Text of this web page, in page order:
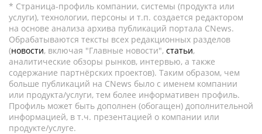
* Страница-профиль компании, системы (продукта или
услуги), технологии, персоны и т.п. создается редактором
на основе анализа архива публикаций портала CNews.
Обрабатываются тексты всех редакционных разделов
(новости, включая "Главные новости", статьи,
аналитические обзоры рынков, интервью, а также
содержание партнёрских проектов). Таким образом, чем
больше публикаций на CNews было с именем компании
или продукта/услуги, тем более информативен профиль.
Профиль может быть дополнен (обогащен) дополнительной
информацией, в т.ч. презентацией о компании или
продукте/услуге.